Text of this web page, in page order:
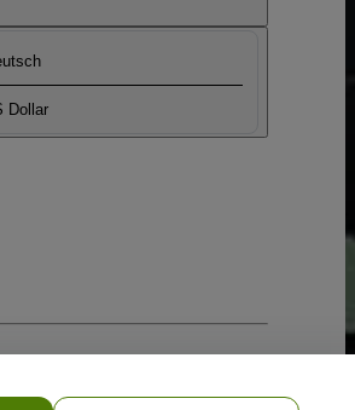
Dollar
für Mobilanwendungen